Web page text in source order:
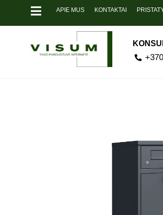
APIE MUS KONTAKTAI
Pavyzdžiui,